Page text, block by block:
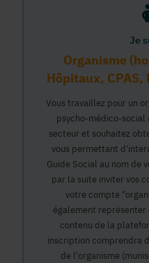
Je
Organisme
Hôpitaux, CPAS,
Vous travaillez pour un
psycho-médico-social
secteur et souhaitez
vous permettant
Guide Social au nom de
par la suite inviter vos
votre compte
également
contenu de la
inscription comprendra
de l'organisme